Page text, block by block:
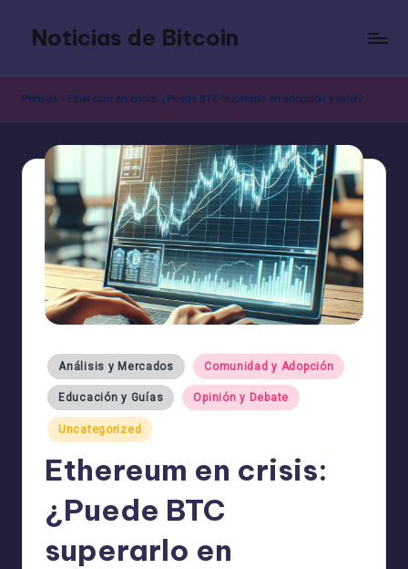
contenido
Noticias de Bitcoin
Portada » Ethereum en crisis: ¿Puede BTC superarlo en adopción y valor?
Publicado
en
Análisis y Mercados Comunidad y Adopción
Educación y Guías Opinión y Debate
Uncategorized
Ethereum en crisis:
¿Puede BTC
superarlo en